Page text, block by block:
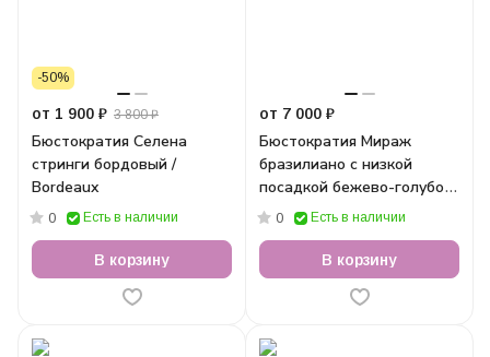
-50%
от 1 900 ₽ 3 800 ₽
Бюстократия Селена
стринги бордовый /
Bordeaux
0 Есть в наличии
В корзину
от 7 000 ₽
Бюстократия Мираж
бразилиано с низкой
посадкой бежево-голубой
/ Skin/Blue
0 Есть в наличии
В корзину